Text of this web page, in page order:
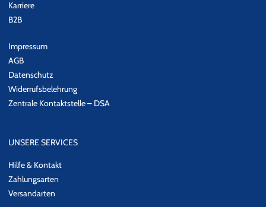
Karriere
B2B
Impressum
AGB
Datenschutz
Widerrufsbelehrung
Zentrale Kontaktstelle – DSA
UNSERE SERVICES
Hilfe & Kontakt
Zahlungsarten
Versandarten